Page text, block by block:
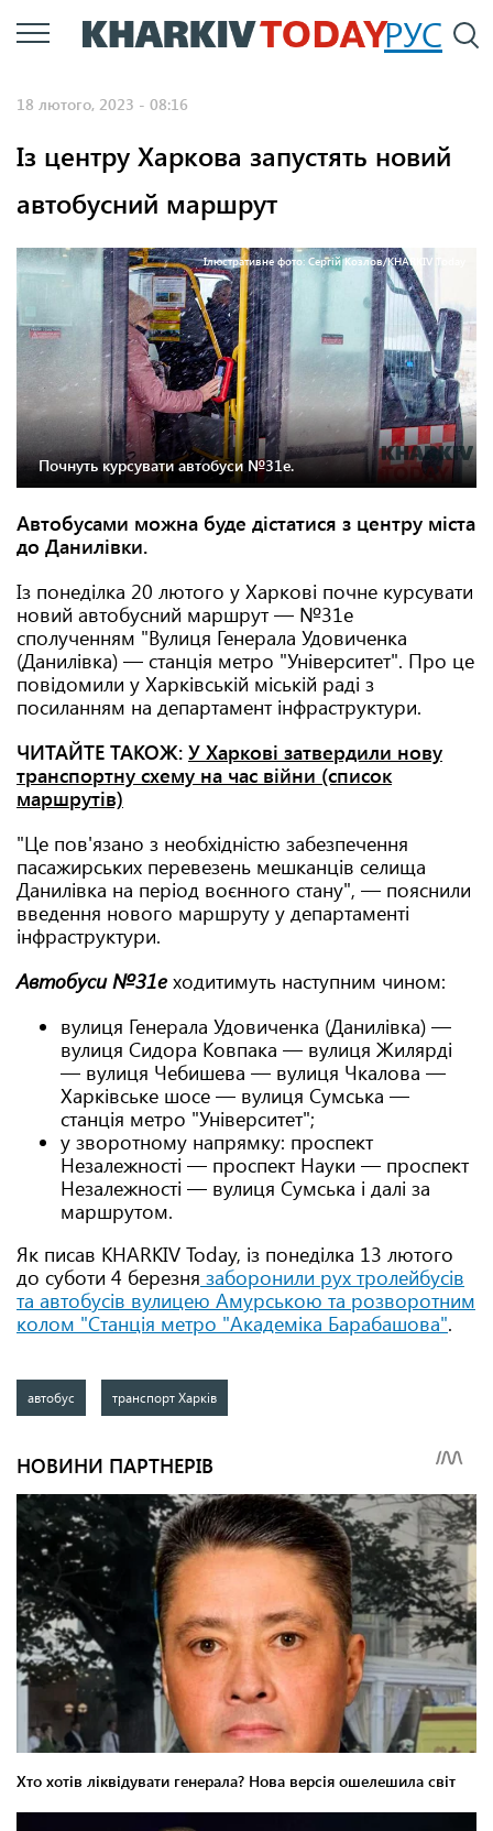
Перейти
до
РУС
18 лютого, 2023 - 08:16
Із центру Харкова запустять новий
автобусний маршрут
Ілюстративне фото: Сергій Козлов/KHARKIV Today
Почнуть курсувати автобуси №31е.
Автобусами можна буде дістатися з центру міста
до Данилівки.
Із понеділка 20 лютого у Харкові почне курсувати
новий автобусний маршрут — №31е
сполученням "Вулиця Генерала Удовиченка
(Данилівка) — станція метро "Університет". Про це
повідомили у Харківській міській раді з
посиланням на департамент інфраструктури.
ЧИТАЙТЕ ТАКОЖ: У Харкові затвердили нову
транспортну схему на час війни (список
маршрутів)
"Це пов'язано з необхідністю забезпечення
пасажирських перевезень мешканців селища
Данилівка на період воєнного стану", — пояснили
введення нового маршруту у департаменті
інфраструктури.
Автобуси №31еходитимуть наступним чином:
вулиця Генерала Удовиченка (Данилівка) —
вулиця Сидора Ковпака — вулиця Жилярді
— вулиця Чебишева — вулиця Чкалова —
Харківське шосе — вулиця Сумська —
станція метро "Університет";
у зворотному напрямку: проспект
Незалежності — проспект Науки — проспект
Незалежності — вулиця Сумська і далі за
маршрутом.
Як писав KHARKIV Today, із понеділка 13 лютого
до суботи 4 березня заборонили рух тролейбусів
та автобусів вулицею Амурською та розворотним
колом "Станція метро "Академіка Барабашова".
автобус транспорт Харків